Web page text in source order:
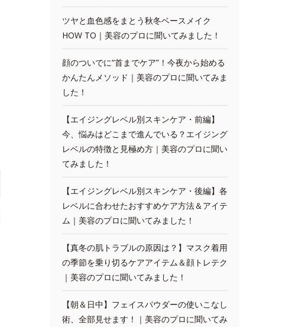
ツヤと血色感をまとう秋冬ベースメイク
HOW TO｜美容のプロに聞いてみました！
顔のついでに“首までケア”！今夜から始める
かんたんメソッド｜美容のプロに聞いてみま
した！
【エイジングレベル別スキンケア・前編】
今、悩みはどこまで進んでいる？エイジング
レベルの特徴と見極め方｜美容のプロに聞い
てみました！
【エイジングレベル別スキンケア・後編】各
レベルに合わせたおすすめケア方法＆アイテ
ム｜美容のプロに聞いてみました！
【真冬の肌トラブルの原因は？】マスク着用
の季節を乗り切るケアアイテム＆顔トレテク
｜美容のプロに聞いてみました！
【朝＆日中】フェイスパウダーの使いこなし
術、全部見せます！｜美容のプロに聞いてみ